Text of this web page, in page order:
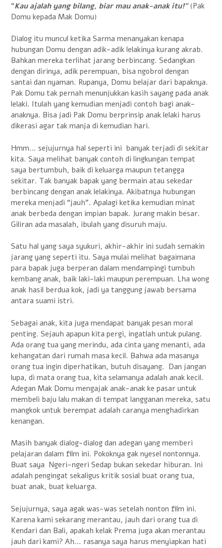
“Kau ajalah yang bilang, biar mau anak-anak itu!”(Pak
Domu kepada Mak Domu)
Dialog itu muncul ketika Sarma menanyakan kenapa
hubungan Domu dengan adik-adik lelakinya kurang akrab.
Bahkan mereka terlihat jarang berbincang. Sedangkan
dengan dirinya, adik perempuan, bisa ngobrol dengan
santai dan nyaman. Rupanya, Domu belajar dari bapaknya.
Pak Domu tak pernah menunjukkan kasih sayang pada anak
lelaki. Itulah yang kemudian menjadi contoh bagi anak-
anaknya. Bisa jadi Pak Domu berprinsip anak lelaki harus
dikerasi agar tak manja di kemudian hari.
Hmm… sejujurnya hal seperti ini banyak terjadi di sekitar
kita. Saya melihat banyak contoh di lingkungan tempat
saya bertumbuh, baik di keluarga maupun tetangga
sekitar. Tak banyak bapak yang bermain atau sekedar
berbincang dengan anak lelakinya. Akibatnya hubungan
mereka menjadi “jauh”. Apalagi ketika kemudian minat
anak berbeda dengan impian bapak. Jurang makin besar.
Giliran ada masalah, ibulah yang disuruh maju.
Satu hal yang saya syukuri, akhir-akhir ini sudah semakin
jarang yang seperti itu. Saya mulai melihat bagaimana
para bapak juga berperan dalam mendampingi tumbuh
kembang anak, baik laki-laki maupun perempuan. Lha wong
anak hasil berdua kok, jadi ya tanggung jawab bersama
antara suami istri.
Sebagai anak, kita juga mendapat banyak pesan moral
penting. Sejauh apapun kita pergi, ingatlah untuk pulang.
Ada orang tua yang merindu, ada cinta yang menanti, ada
kehangatan dari rumah masa kecil. Bahwa ada masanya
orang tua ingin diperhatikan, butuh disayang. Dan jangan
lupa, di mata orang tua, kita selamanya adalah anak kecil.
Adegan Mak Domu mengajak anak-anak ke pasar untuk
membeli baju lalu makan di tempat langganan mereka, satu
mangkok untuk berempat adalah caranya menghadirkan
kenangan.
Masih banyak dialog-dialog dan adegan yang memberi
pelajaran dalam film ini. Pokoknya gak nyesel nontonnya.
Buat saya Ngeri-ngeri Sedap bukan sekedar hiburan. Ini
adalah pengingat sekaligus kritik sosial buat orang tua,
buat anak, buat keluarga.
Sejujurnya, saya agak was-was setelah nonton film ini.
Karena kami sekarang merantau, jauh dari orang tua di
Kendari dan Bali, apakah kelak Prema juga akan merantau
jauh dari kami? Ah… rasanya saya harus menyiapkan hati